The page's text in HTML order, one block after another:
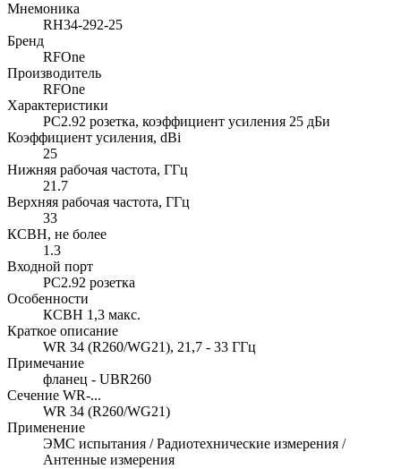
Мнемоника
RH34-292-25
Бренд
RFOne
Производитель
RFOne
Характеристики
PC2.92 розетка, коэффициент усиления 25 дБи
Коэффициент усиления, dBi
25
Нижняя рабочая частота, ГГц
21.7
Верхняя рабочая частота, ГГц
33
КСВН, не более
1.3
Входной порт
PC2.92 розетка
Особенности
КСВН 1,3 макс.
Краткое описание
WR 34 (R260/WG21), 21,7 - 33 ГГц
Примечание
фланец - UBR260
Сечение WR-...
WR 34 (R260/WG21)
Применение
ЭМС испытания / Радиотехнические измерения /
Антенные измерения